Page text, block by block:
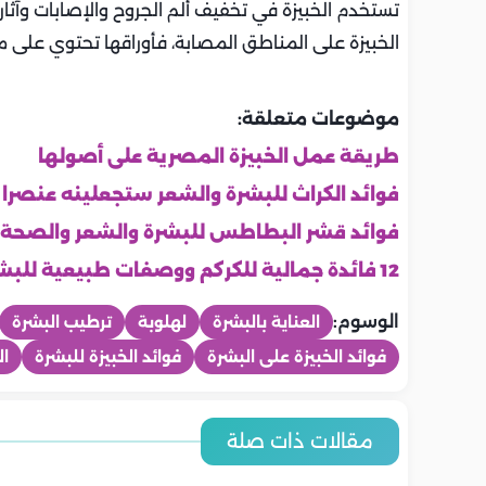
تستخدم الخبيزة في تخفيف ألم الجروح والإصابات
الخبيزة على المناطق المصابة، فأوراقها تحتوي
موضوعات متعلقة:
طريقة عمل الخبيزة ‏المصرية على أصولها
فوائد الكراث للبشرة والشعر ستجعلينه
فوائد قشر البطاطس للبشرة والشعر والصحة
12 فائدة جمالية للكركم ووصفات طبيعية للبشرة والشعر والأسنان
الوسوم: العناية بالبشرة لهلوبة ترطيب البشرة
فوائد الخبيزة على البشرة
فوائد الخبيزة للبشرة
مقالات ذات صلة
6 طرق آمنة لتفتيح الرقبة وتوحيد
لون البشرة
6 نصائح لتقليل مظهر المسام
الواسعة بدون علاجات مكلفة
منتجات
جمال
روتين أسبوعي لعلاج الشعر المتعب